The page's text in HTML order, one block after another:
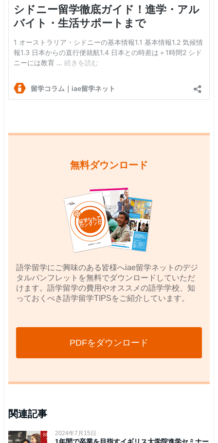
無料ダウンロード
語学留学にご興味のある皆様へiae留学ネットのデジ
タルパンフレットを無料でダウンロードしていただ
けます。語学留学の費用やオススメの語学学校、知
っておくべき語学留学TIPSをご紹介しています。
PDFをダウンロード
関連記事
2024年7月15日